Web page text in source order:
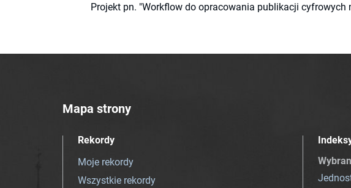
Projekt pn. "Workflow do opracowania publikacji cyfrowych
Mapa strony
Rekordy
Moje rekordy
Wszystkie rekordy